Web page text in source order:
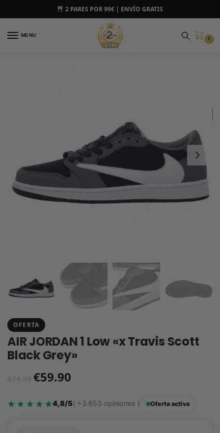
2 PARES POR 99€ | ENVÍO GRATIS
MENU
0
OFERTA
AIR JORDAN 1 Low «x Travis Scott
Black Grey»
€74.90 €59.90
4,8/5( +3.653 opiniones ) Oferta activa